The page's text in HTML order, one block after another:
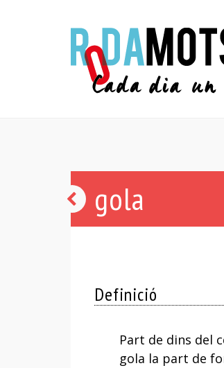
gola
Definició
Part de dins del
gola la part de
astorament